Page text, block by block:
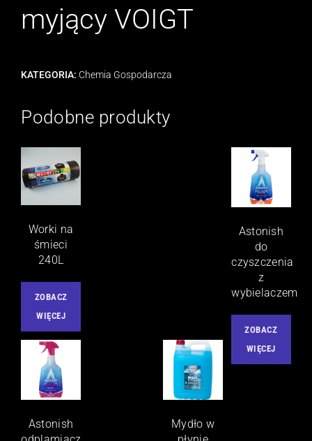
myjący VOIGT
KATEGORIA: Chemia Gospodarcza
Podobne produkty
Worki na
śmieci
240L
ZOBACZ
WIĘCEJ
Astonish
do
czyszczenia
z
wybielaczem
ZOBACZ
WIĘCEJ
Astonish
Mydło w